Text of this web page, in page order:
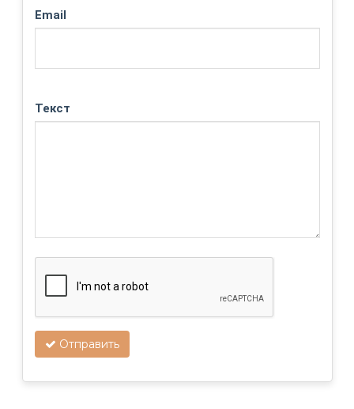
Email
Текст
Отправить